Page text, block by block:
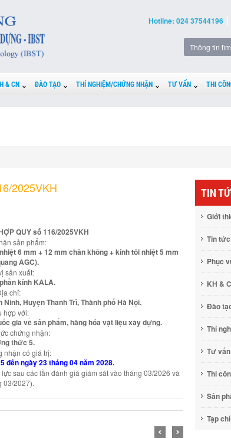
Hotline: 024 37544196
& CN ĐÀO TẠO THÍ NGHIỆM/CHỨNG NHẬN TƯ VẤN THI
2025VKH
QUY số 116/2025VKH
sản phẩm:
6 mm + 12 mm chân không + kính tôi nhiệt 5 mm
AGC).
sản xuất:
kính KALA.
chỉ:
Huyện Thanh Trì, Thành phố Hà Nội.
hợp với:
gia về sản phẩm, hàng hóa vật liệu xây dựng.
chứng nhận:
thức 5.
nhận có giá trị:
đến ngày 23 tháng 04 năm 2028.
sau các lần đánh giá giám sát vào tháng 03/2026 và
03/2027).
TIN
Giới
Tin tức
Phục
KH &
Đào
Thí
Tư vấn
Thi
Sản
Tạp chí